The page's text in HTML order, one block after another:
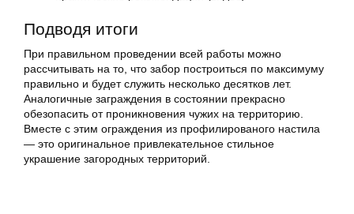
Подводя итоги
При правильном проведении всей работы можно
рассчитывать на то, что забор построиться по максимуму
правильно и будет служить несколько десятков лет.
Аналогичные заграждения в состоянии прекрасно
обезопасить от проникновения чужих на территорию.
Вместе с этим ограждения из профилированого настила
— это оригинальное привлекательное стильное
украшение загородных территорий.